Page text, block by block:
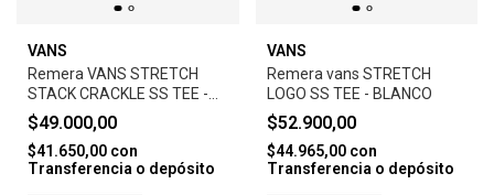
VANS
Remera VANS STRETCH
STACK CRACKLE SS TEE -
NEGRO
$49.000,00
$41.650,00 con
Transferencia o depósito
VANS
Remera vans STRETCH
LOGO SS TEE - BLANCO
$52.900,00
$44.965,00 con
Transferencia o depósito